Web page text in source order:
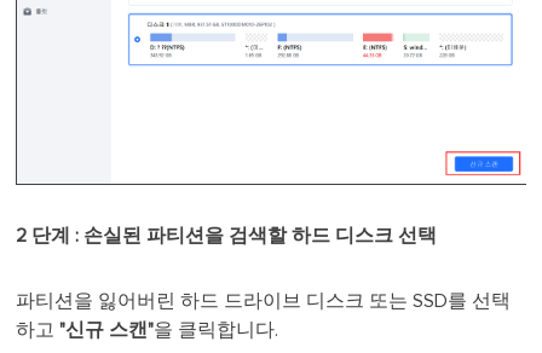
2 단계 : 손실된 파티션을 검색할 하드 디스크 선택
파티션을 잃어버린 하드 드라이브 디스크 또는 SSD를 선택
하고"신규 스캔"을 클릭합니다.